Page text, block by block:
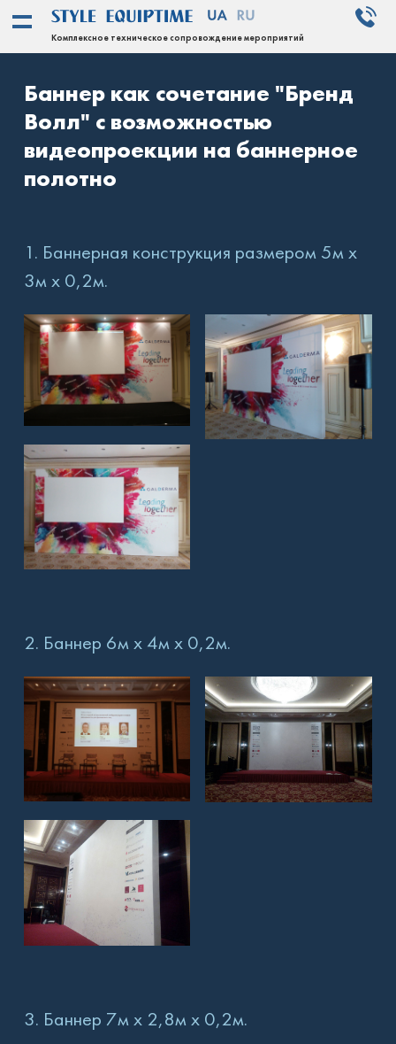
Комплексное техническое сопровождение мероприятий
Баннер как сочетание "Бренд
Волл" с возможностью
видеопроекции на баннерное
полотно
1. Баннерная конструкция размером 5м х
3м х 0,2м.
2. Баннер 6м х 4м х 0,2м.
3. Баннер 7м х 2,8м х 0,2м.